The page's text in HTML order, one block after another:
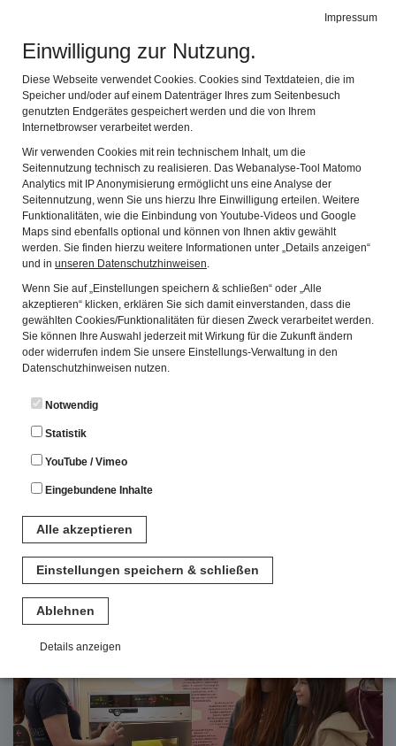
Impressum
Einwilligung zur Nutzung.
Diese Webseite verwendet Cookies. Cookies sind Textdateien, die im
Speicher und/oder auf einem Datenträger Ihres zum Seitenbesuch
genutzten Endgerätes gespeichert werden und die von Ihrem
Internetbrowser verarbeitet werden.
Wir verwenden Cookies mit rein technischem Inhalt, um die
Seitennutzung technisch zu realisieren. Das Webanalyse-Tool Matomo
Analytics mit IP Anonymisierung ermöglicht uns eine Analyse der
Seitennutzung, wenn Sie uns hierzu Ihre Einwilligung erteilen. Weitere
Funktionalitäten, wie die Einbindung von Youtube-Videos und Google
Maps sind ebenfalls optional und können von Ihnen aktiv gewählt
werden. Sie finden hierzu weitere Informationen unter „Details anzeigen“
und in unseren Datenschutzhinweisen.
Wenn Sie auf „Einstellungen speichern & schließen“ oder „Alle
akzeptieren“ klicken, erklären Sie sich damit einverstanden, dass die
gewählten Cookies/Funktionalitäten für diesen Zweck verarbeitet werden.
Sie können Ihre Auswahl jederzeit mit Wirkung für die Zukunft ändern
oder widerrufen indem Sie unsere Einstellungs-Verwaltung in den
Datenschutzhinweisen nutzen.
Notwendig
Statistik
YouTube / Vimeo
Eingebundene Inhalte
Alle akzeptieren
Einstellungen speichern & schließen
Ablehnen
Details anzeigen
Notwendig
Diese Cookies sind für den Betrieb der Seite unbedingt notwendig.
Hierbei werden keinerlei personenbezogenen Daten gespeichert.
Lediglich eine anonyme Session-ID wird hinterlegt.
Gebärdensprache
Stadtmuseum Erlangen
Ihr Besuch
Informieren Sie sich über Ihren Besuch im
Stadtmuseum und besondere Angebote.
Informationen
Öffnungszeiten, Preise, Anfahrt